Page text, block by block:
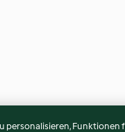
personalisieren, Funktionen